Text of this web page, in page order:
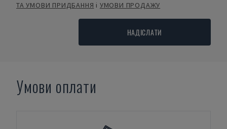
ТА УМОВИ ПРИДБАННЯ і УМОВИ ПРОДАЖУ
НАДІСЛАТИ
Умови оплати